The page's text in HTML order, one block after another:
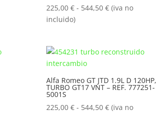
225,00 € - 544,50 €Rango
225,00 €
544,50 €
(iva no
incluido)
Alfa Romeo GT JTD 1.9L D 120HP,
TURBO GT17 VNT – REF. 777251-
5001S
225,00 € - 544,50 €Rango
(iva no